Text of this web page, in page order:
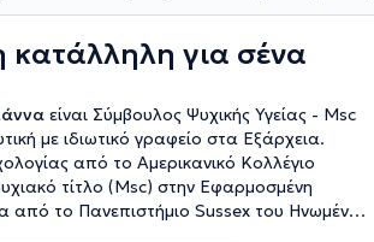
η κατάλληλη για σένα
είναι Σύμβουλος Ψυχικής Υγείας - Msc
με ιδιωτικό γραφείο στα Εξάρχεια.
από το Αμερικανικό Κολλέγιο
τίτλο (Msc) στην Εφαρμοσμένη
από το Πανεπιστήμιο Sussex του Ηνωμένου